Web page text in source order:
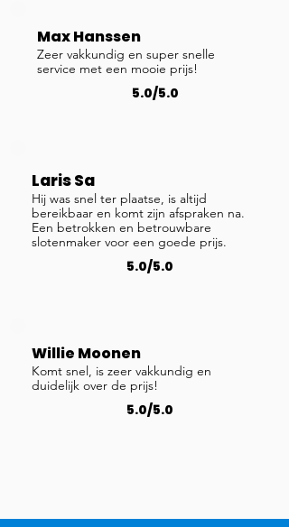
Max Hanssen
Zeer vakkundig en super snelle
service met een mooie prijs!
5.0/5.0
Laris Sa
Hij was snel ter plaatse, is altijd
bereikbaar en komt zijn afspraken na.
Een betrokken en betrouwbare
slotenmaker voor een goede prijs.
5.0/5.0
Willie Moonen
Komt snel, is zeer vakkundig en
duidelijk over de prijs!
5.0/5.0